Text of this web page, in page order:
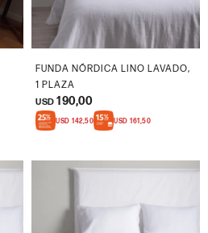
FUNDA NÓRDICA LINO LAVADO,
1 PLAZA
USD 190,00
USD 142,50 USD 161,50